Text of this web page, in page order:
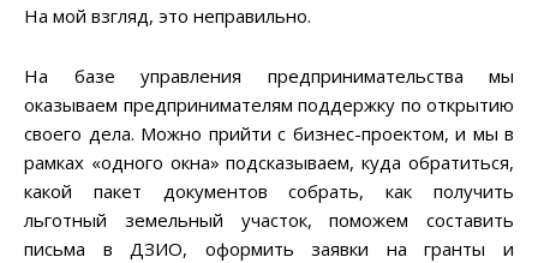
На мой взгляд, это неправильно.
На базе управления предпринимательства мы
оказываем предпринимателям поддержку по открытию
своего дела. Можно прийти с бизнес-проектом, и мы в
рамках «одного окна» подсказываем, куда обратиться,
какой пакет документов собрать, как получить
льготный земельный участок, поможем составить
письма в ДЗИО, оформить заявки на гранты и